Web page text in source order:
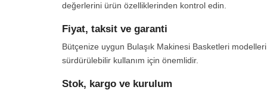
değerlerini ürün özelliklerinden kontrol edin.
Fiyat, taksit ve garanti
Bütçenize uygun Bulaşık Makinesi Basketleri
sürdürülebilir kullanım için önemlidir.
Stok, kargo ve kurulum